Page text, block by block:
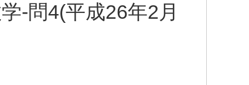
-問4(平成26年2月